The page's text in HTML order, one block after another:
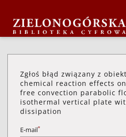
Zgłoś błąd związany z
chemical reaction effects
free convection parabolic
isothermal vertical plate
dissipation
E-mail*